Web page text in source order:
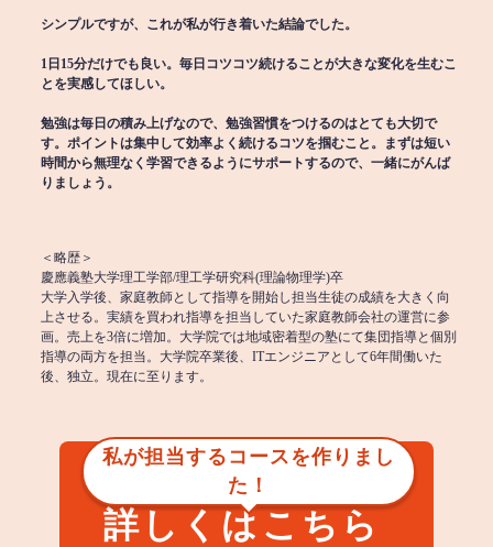
シンプルですが、これが私が行き着いた結論でした。
1日15分だけでも良い。毎日コツコツ続けることが大きな変化を生むこ
とを実感してほしい。
勉強は毎日の積み上げなので、勉強習慣をつけるのはとても大切で
す。ポイントは集中して効率よく続けるコツを掴むこと。まずは短い
時間から無理なく学習できるようにサポートするので、一緒にがんば
りましょう。
＜略歴＞
慶應義塾大学理工学部/理工学研究科(理論物理学)卒
大学入学後、家庭教師として指導を開始し担当生徒の成績を大きく向
上させる。実績を買われ指導を担当していた家庭教師会社の運営に参
画。売上を3倍に増加。大学院では地域密着型の塾にて集団指導と個別
指導の両方を担当。大学院卒業後、ITエンジニアとして6年間働いた
後、独立。現在に至ります。
私が担当するコースを作りまし
た！
詳しくはこちら